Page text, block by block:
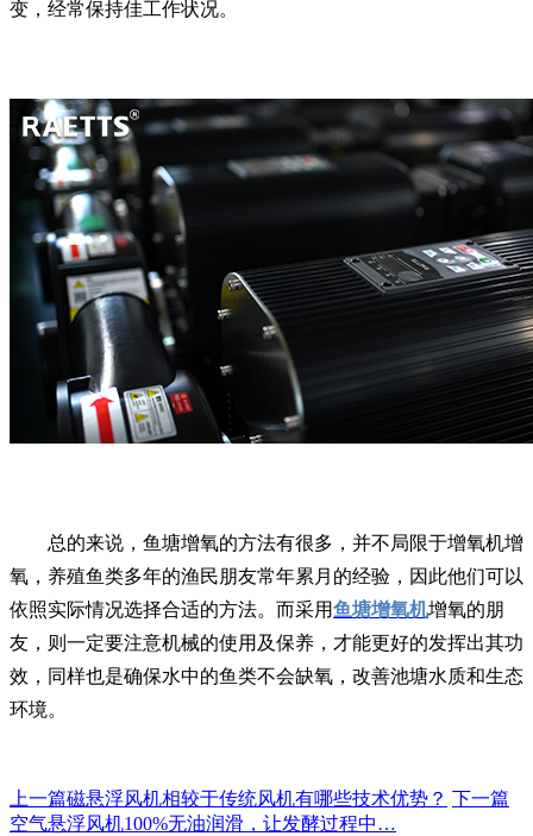
变，经常保持佳工作状况。
总的来说，鱼塘增氧的方法有很多，并不局限于增氧机增
氧，养殖鱼类多年的渔民朋友常年累月的经验，因此他们可以
依照实际情况选择合适的方法。而采用鱼塘增氧机增氧的朋
友，则一定要注意机械的使用及保养，才能更好的发挥出其功
效，同样也是确保水中的鱼类不会缺氧，改善池塘水质和生态
环境。
上一篇磁悬浮风机相较于传统风机有哪些技术优势？ 下一篇
空气悬浮风机​100%无油润滑，让发酵过程中…